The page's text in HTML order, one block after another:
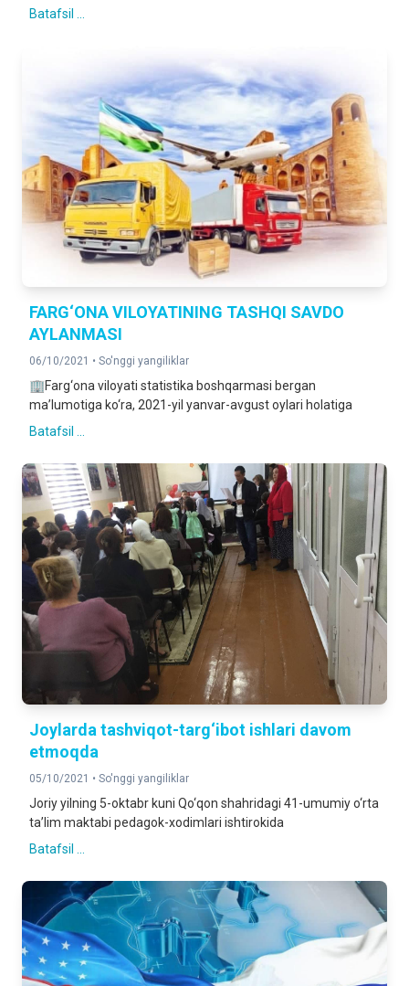
Batafsil ...
FARG‘ONA VILOYATINING TASHQI SAVDO
AYLANMASI
06/10/2021 • So'nggi yangiliklar
🏢Farg‘ona viloyati statistika boshqarmasi bergan
ma’lumotiga ko‘ra, 2021-yil yanvar-avgust oylari holatiga
Batafsil ...
Joylarda tashviqot-targ‘ibot ishlari davom
etmoqda
05/10/2021 • So'nggi yangiliklar
Joriy yilning 5-oktabr kuni Qo‘qon shahridagi 41-umumiy o‘rta
ta’lim maktabi pedagok-xodimlari ishtirokida
Batafsil ...